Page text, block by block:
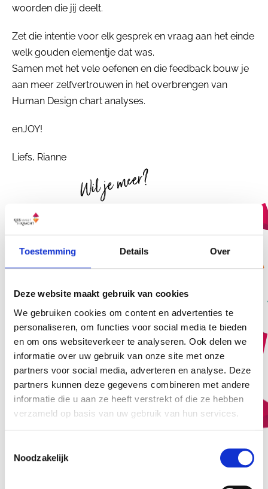
Toestemming Details Over
Deze website maakt gebruik van cookies
We gebruiken cookies om content en advertenties te
personaliseren, om functies voor social media te bieden
en om ons websiteverkeer te analyseren. Ook delen we
informatie over uw gebruik van onze site met onze
partners voor social media, adverteren en analyse. Deze
partners kunnen deze gegevens combineren met andere
informatie die u aan ze heeft verstrekt of die ze hebben
verzameld op basis van uw gebruik van hun services.
Noodzakelijk
woorden die jij deelt.
Zet die intentie voor elk gesprek en vraag aan het einde
welk gouden elementje dat was.
Samen met het vele oefenen en die feedback bouw je
aan meer zelfvertrouwen in het overbrengen van
Human Design chart analyses.
enJOY!
Liefs, Rianne
Wil je meer?
Abonneer je op het gratis Human
DesignProfessional Magazine!